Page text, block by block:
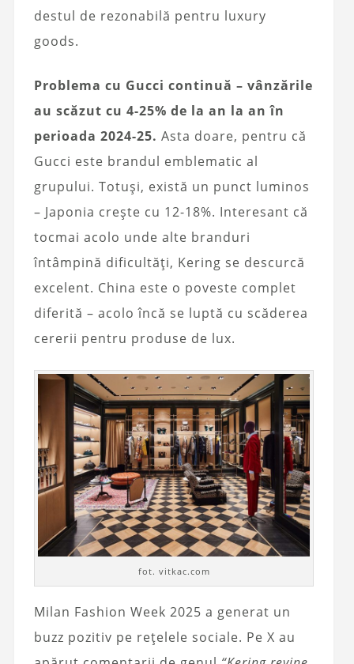
destul de rezonabilă pentru luxury
goods.
Problema cu Gucci continuă – vânzările
au scăzut cu 4-25% de la an la an în
perioada 2024-25. Asta doare, pentru că
Gucci este brandul emblematic al
grupului. Totuși, există un punct luminos
– Japonia crește cu 12-18%. Interesant că
tocmai acolo unde alte branduri
întâmpină dificultăți, Kering se descurcă
excelent. China este o poveste complet
diferită – acolo încă se luptă cu scăderea
cererii pentru produse de lux.
fot. vitkac.com
Milan Fashion Week 2025 a generat un
buzz pozitiv pe rețelele sociale. Pe X au